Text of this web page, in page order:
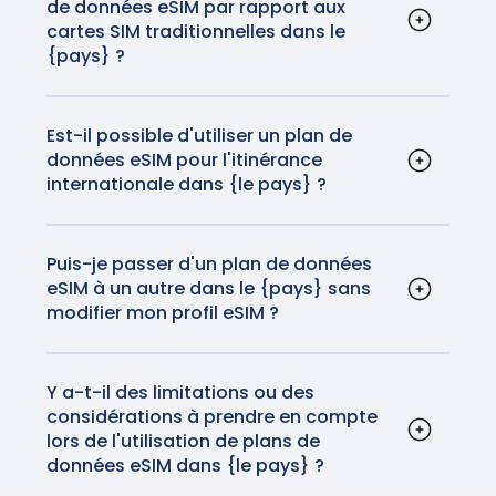
technologie eSIM. En outre, certaines
tablettes et smartwatches sont également
compatibles.
de données eSIM par rapport aux
cartes SIM traditionnelles dans le
{pays} ?
permettent également de passer facilement
d'un opérateur à l'autre sans changer de
carte physique, ce qui les rend idéales pour
de rentrer chez vous.
Est-il possible d'utiliser un plan de
données eSIM pour l'itinérance
internationale dans {le pays} ?
{pays}. Les plans GigSky fourniront des
réseaux et des connexions fiables et de haute
qualité pour une fraction du coût du roaming
Puis-je passer d'un plan de données
eSIM à un autre dans le {pays} sans
modifier mon profil eSIM ?
eSIM dans les paramètres de votre appareil. Il
s'agit d'une procédure transparente qui ne
nécessite pas le remplacement physique de
la carte SIM. Fini le temps où vous deviez
Y a-t-il des limitations ou des
considérations à prendre en compte
lors de l'utilisation de plans de
données eSIM dans {le pays} ?